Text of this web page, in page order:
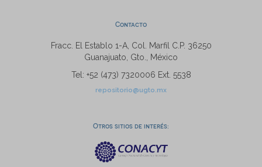
Contacto
Fracc. El Establo 1-A, Col. Marfil C.P. 36250
Guanajuato, Gto., México
Tel: +52 (473) 7320006 Ext. 5538
repositorio@ugto.mx
Otros sitios de interés: